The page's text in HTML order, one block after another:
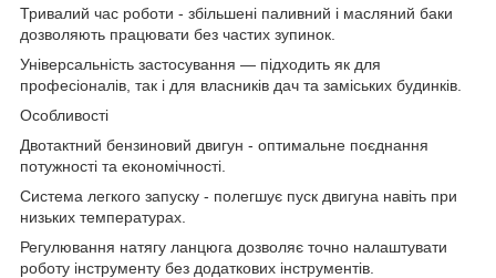
Тривалий час роботи - збільшені паливний і масляний баки
дозволяють працювати без частих зупинок.
Універсальність застосування — підходить як для
професіоналів, так і для власників дач та заміських будинків.
Особливості
Двотактний бензиновий двигун - оптимальне поєднання
потужності та економічності.
Система легкого запуску - полегшує пуск двигуна навіть при
низьких температурах.
Регулювання натягу ланцюга дозволяє точно налаштувати
роботу інструменту без додаткових інструментів.